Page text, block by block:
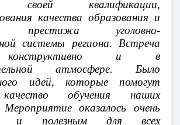
своей квалификации,
качества образования и
престижа уголовно-
системы региона. Встреча
и в
атмосфере. Было
идей, которые помогут
обучения наших
Мероприятие оказалось очень
и полезным для всех